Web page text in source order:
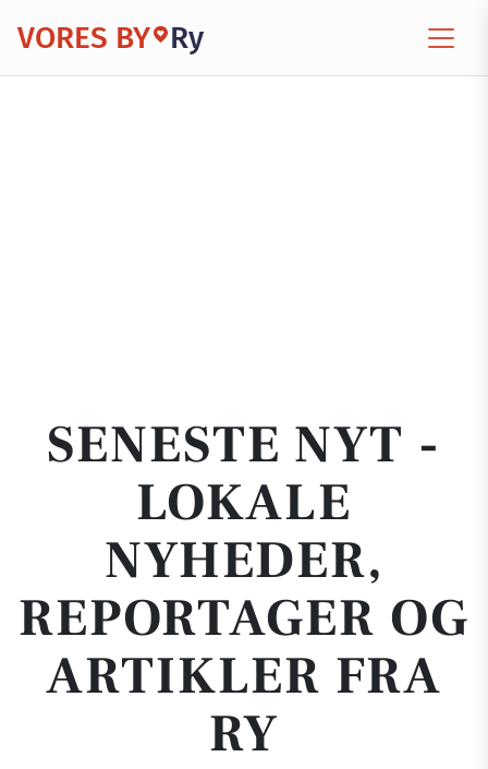
VORES BY Ry
SENESTE NYT -
LOKALE
NYHEDER,
REPORTAGER OG
ARTIKLER FRA
RY